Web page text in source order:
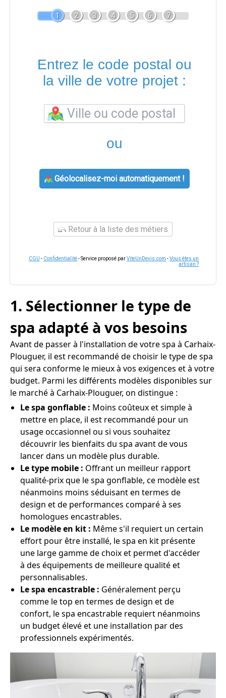
1 2 3 4 5 6 7
Entrez le code postal ou
la ville de votre projet :
ou
Géolocalisez-moi automatiquement !
Retour à la liste des métiers
CGU - Confidentialité- Service proposé parViteUnDevis.com -Vous êtes un
artisan ?
1. Sélectionner le type de
spa adapté à vos besoins
Avant de passer à l'installation de votre spa à Carhaix-
Plouguer, il est recommandé de choisir le type de spa
qui sera conforme le mieux à vos exigences et à votre
budget. Parmi les différents modèles disponibles sur
le marché à Carhaix-Plouguer, on distingue :
Le spa gonflable : Moins coûteux et simple à
mettre en place, il est recommandé pour un
usage occasionnel ou si vous souhaitez
découvrir les bienfaits du spa avant de vous
lancer dans un modèle plus durable.
Le type mobile : Offrant un meilleur rapport
qualité-prix que le spa gonflable, ce modèle est
néanmoins moins séduisant en termes de
design et de performances comparé à ses
homologues encastrables.
Le modèle en kit : Même s'il requiert un certain
effort pour être installé, le spa en kit présente
une large gamme de choix et permet d'accéder
à des équipements de meilleure qualité et
personnalisables.
Le spa encastrable : Généralement perçu
comme le top en termes de design et de
confort, le spa encastrable requiert néanmoins
un budget élevé et une installation par des
professionnels expérimentés.